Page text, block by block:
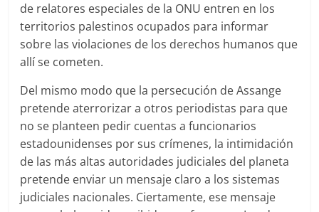
de relatores especiales de la ONU entren en los
territorios palestinos ocupados para informar
sobre las violaciones de los derechos humanos que
allí se cometen.
Del mismo modo que la persecución de Assange
pretende aterrorizar a otros periodistas para que
no se planteen pedir cuentas a funcionarios
estadounidenses por sus crímenes, la intimidación
de las más altas autoridades judiciales del planeta
pretende enviar un mensaje claro a los sistemas
judiciales nacionales. Ciertamente, ese mensaje